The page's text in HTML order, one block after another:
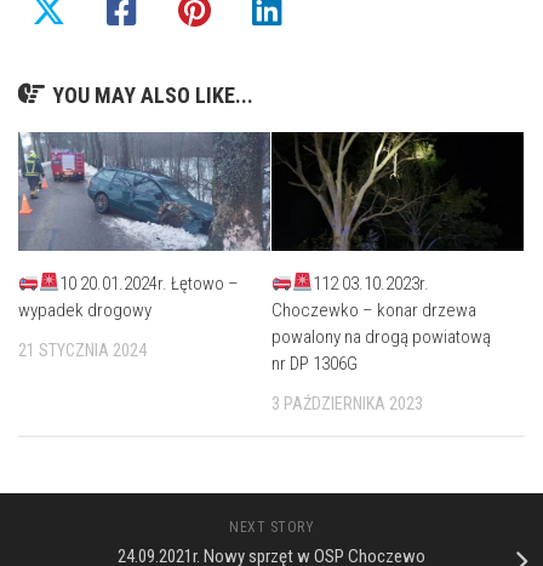
YOU MAY ALSO LIKE...
10 20.01.2024r. Łętowo –
wypadek drogowy
21 STYCZNIA 2024
112 03.10.2023r.
Choczewko – konar drzewa
powalony na drogą powiatową
nr DP 1306G
3 PAŹDZIERNIKA 2023
NEXT STORY
24.09.2021r. Nowy sprzęt w OSP Choczewo